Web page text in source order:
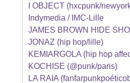
I OBJECT (hxcpunk/
Indymedia / IMC-Lille
JAMES BROWN HIDE
JONAZ (hip hop/lille)
KEMIARGOLA (hip hop
KOCHISE (@punk/paris)
LA RAIA